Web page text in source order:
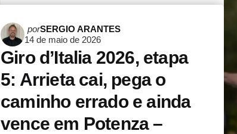
Postado
por
porSERGIO ARANTES
14 de maio de 2026
Giro d’Italia 2026, etapa
5: Arrieta cai, pega o
caminho errado e ainda
vence em Potenza –